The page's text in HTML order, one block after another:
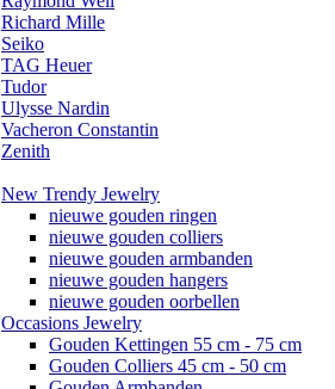
Richard Mille
Seiko
TAG Heuer
Tudor
Ulysse Nardin
Vacheron Constantin
Zenith
New Trendy Jewelry
nieuwe gouden ringen
nieuwe gouden colliers
nieuwe gouden armbanden
nieuwe gouden hangers
nieuwe gouden oorbellen
Occasions Jewelry
Gouden Kettingen 55 cm - 75 cm
Gouden Colliers 45 cm - 50 cm